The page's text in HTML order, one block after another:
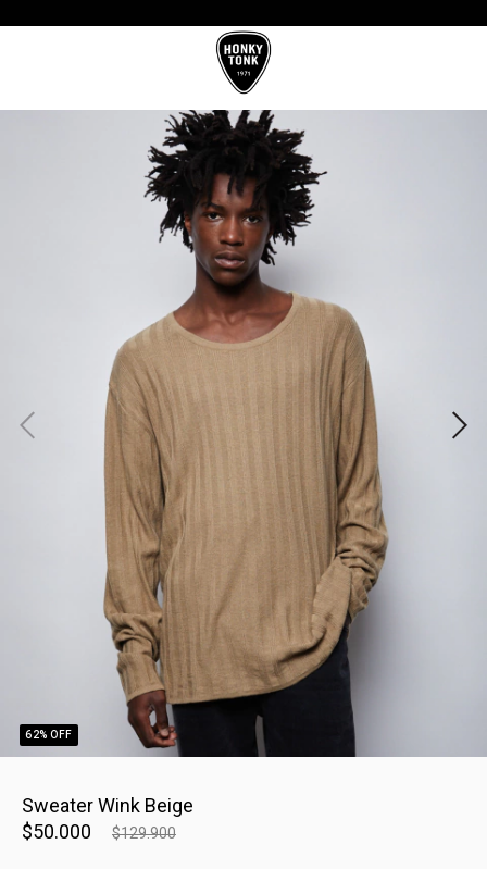
62% OFF
Sweater Wink Beige
$50.000
$129.900